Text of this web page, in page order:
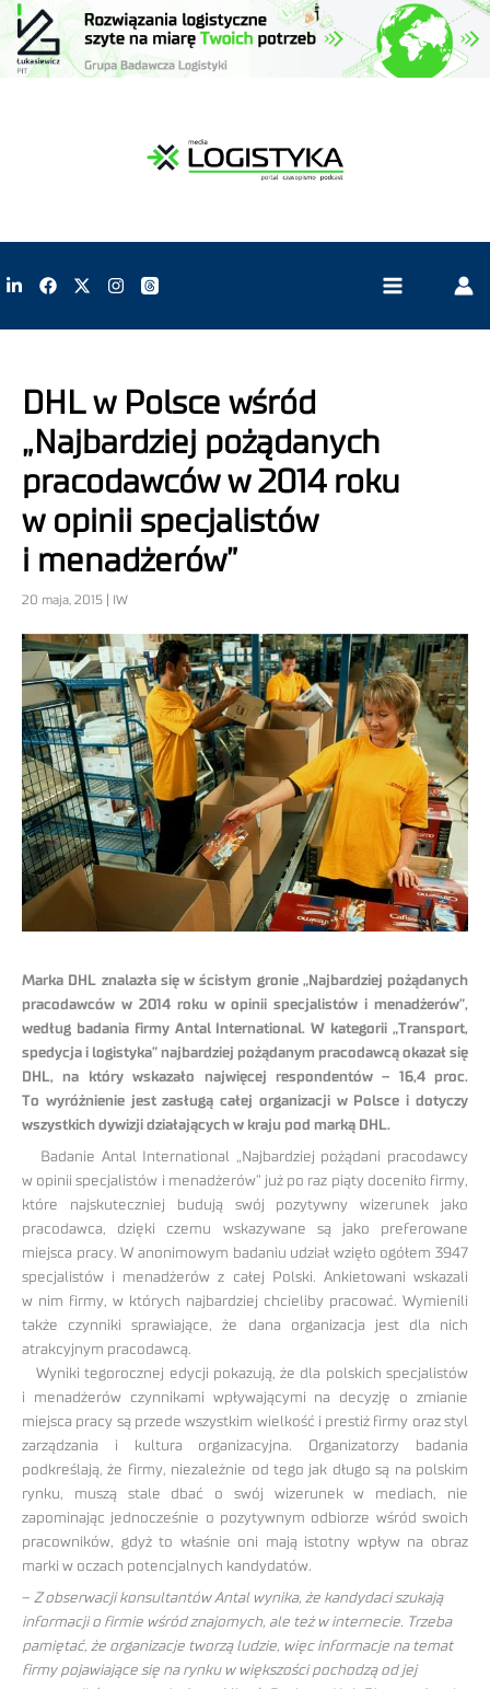
DHL w Polsce wśród
„Najbardziej pożądanych
pracodawców w 2014 roku
w opinii specjalistów
i menadżerów”
20 maja, 2015 | IW
Marka DHL znalazła się w ścisłym gronie „Najbardziej pożądanych
pracodawców w 2014 roku w opinii specjalistów i menadżerów”,
według badania firmy Antal International. W kategorii „Transport,
spedycja i logistyka” najbardziej pożądanym pracodawcą okazał się
DHL, na który wskazało najwięcej respondentów – 16,4 proc.
To wyróżnienie jest zasługą całej organizacji w Polsce i dotyczy
wszystkich dywizji działających w kraju pod marką DHL.
Badanie Antal International „Najbardziej pożądani pracodawcy
w opinii specjalistów i menadżerów” już po raz piąty doceniło firmy,
które najskuteczniej budują swój pozytywny wizerunek jako
pracodawca, dzięki czemu wskazywane są jako preferowane
miejsca pracy. W anonimowym badaniu udział wzięło ogółem 3947
specjalistów i menadżerów z całej Polski. Ankietowani wskazali
w nim firmy, w których najbardziej chcieliby pracować. Wymienili
także czynniki sprawiające, że dana organizacja jest dla nich
atrakcyjnym pracodawcą.
Wyniki tegorocznej edycji pokazują, że dla polskich specjalistów
i menadżerów czynnikami wpływającymi na decyzję o zmianie
miejsca pracy są przede wszystkim wielkość i prestiż firmy oraz styl
zarządzania i kultura organizacyjna. Organizatorzy badania
podkreślają, że firmy, niezależnie od tego jak długo są na polskim
rynku, muszą stale dbać o swój wizerunek w mediach, nie
zapominając jednocześnie o pozytywnym odbiorze wśród swoich
pracowników, gdyż to właśnie oni mają istotny wpływ na obraz
marki w oczach potencjalnych kandydatów.
– Z obserwacji konsultantów Antal wynika, że kandydaci szukają
informacji o firmie wśród znajomych, ale też w internecie. Trzeba
pamiętać, że organizacje tworzą ludzie, więc informacje na temat
firmy pojawiające się na rynku w większości pochodzą od jej